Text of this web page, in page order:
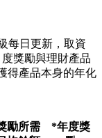
每日更新，取資
獎勵與理財產品
得產品本身的年化
勵所需
*年度獎